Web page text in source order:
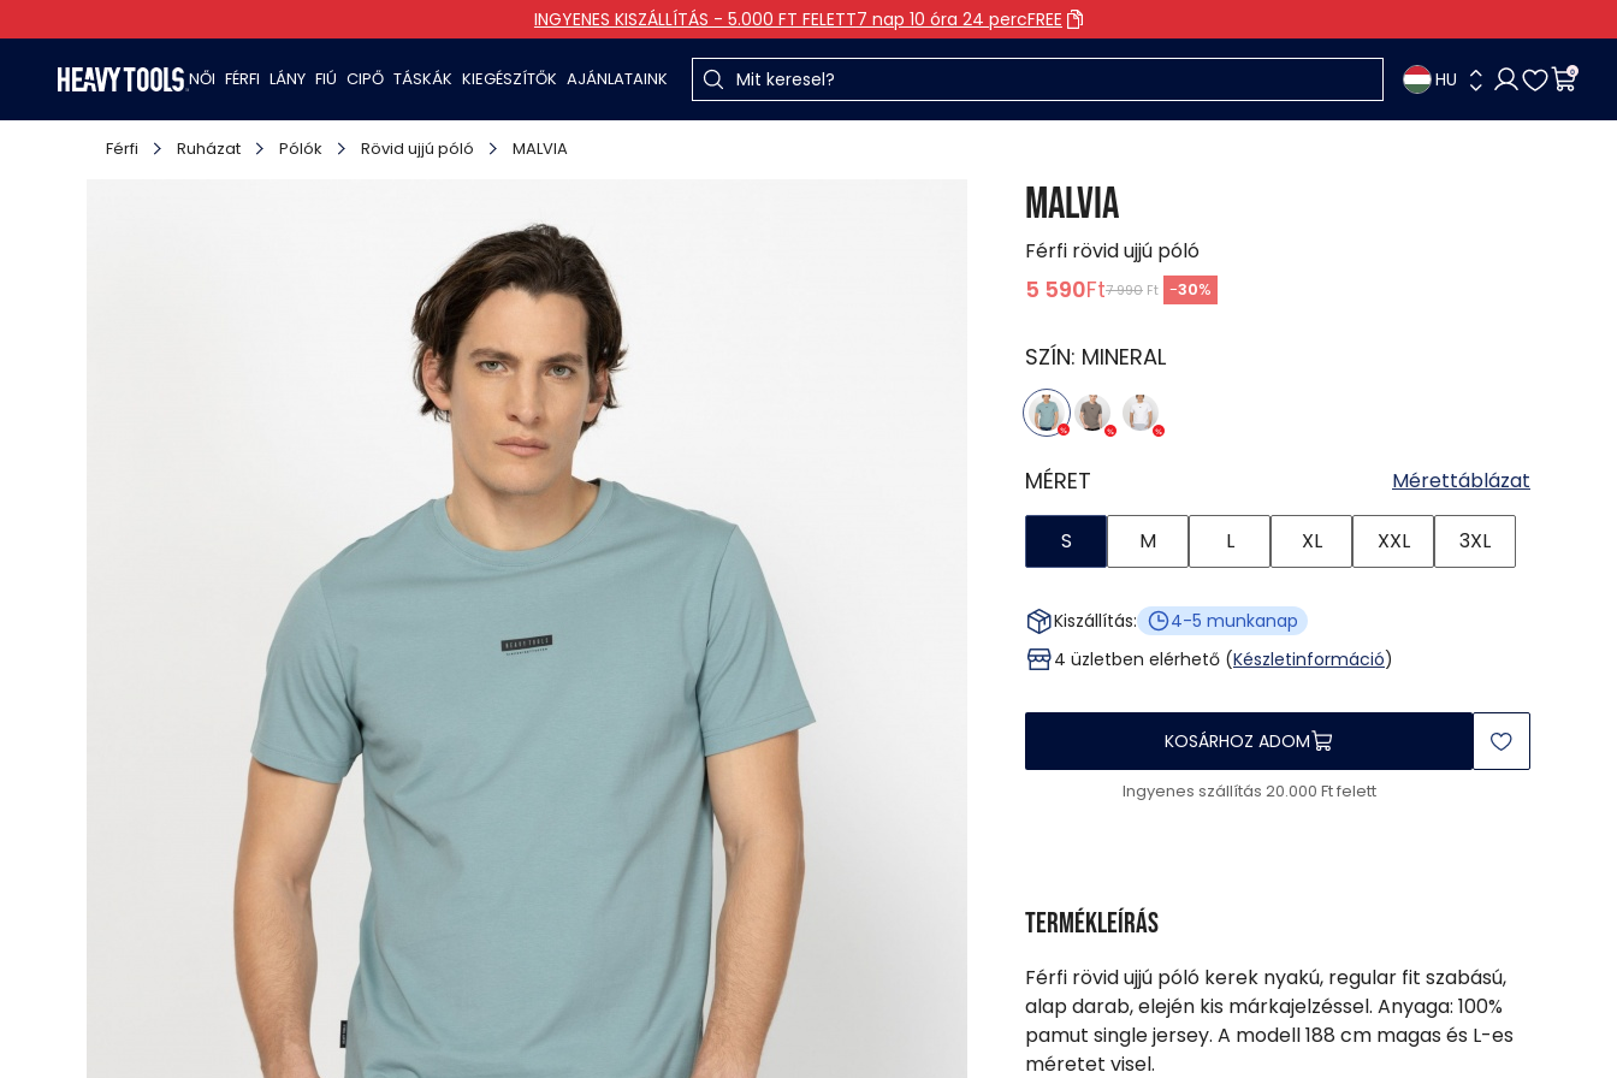
INGYENES KISZÁLLÍTÁS - 5.000 FT FELETT7 nap 10 óra 24 percFREE
NŐI FÉRFI LÁNY FIÚ CIPŐ TÁSKÁK KIEGÉSZÍTŐK AJÁNLATAINK HU 0
Férfi Ruházat Pólók Rövid ujjú póló MALVIA
MALVIA
Férfi rövid ujjú póló
5 590Ft7 990 Ft -30%
SZÍN: MINERAL
MÉRET Mérettáblázat
S M L XL XXL 3XL
Kiszállítás:
4-5 munkanap
4 üzletben elérhető (Készletinformáció)
KOSÁRHOZ ADOM
Ingyenes szállítás 20.000 Ft felett
Termékleírás
Férfi rövid ujjú póló kerek nyakú, regular fit szabású,
alap darab, elején kis márkajelzéssel. Anyaga: 100%
pamut single jersey. A modell 188 cm magas és L-es
méretet visel.